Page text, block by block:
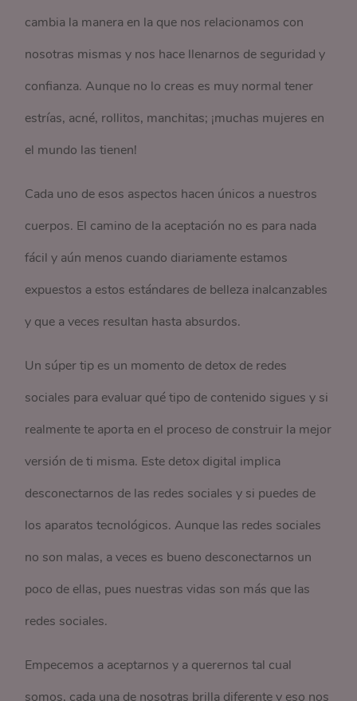
cambia la manera en la que nos relacionamos con
nosotras mismas y nos hace llenarnos de seguridad y
confianza. Aunque no lo creas es muy normal tener
estrías, acné, rollitos, manchitas; ¡muchas mujeres en
el mundo las tienen!
Cada uno de esos aspectos hacen únicos a nuestros
cuerpos. El camino de la aceptación no es para nada
fácil y aún menos cuando diariamente estamos
expuestos a estos estándares de belleza inalcanzables
y que a veces resultan hasta absurdos.
Un súper tip es un momento de detox de redes
sociales para evaluar qué tipo de contenido sigues y si
realmente te aporta en el proceso de construir la mejor
versión de ti misma. Este detox digital implica
desconectarnos de las redes sociales y si puedes de
los aparatos tecnológicos. Aunque las redes sociales
no son malas, a veces es bueno desconectarnos un
poco de ellas, pues nuestras vidas son más que las
redes sociales.
Empecemos a aceptarnos y a querernos tal cual
somos, cada una de nosotras brilla diferente y eso nos